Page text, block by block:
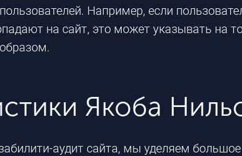
Например, если
на сайт, это может указывать на
Якоба
аудит сайта, мы уделяем